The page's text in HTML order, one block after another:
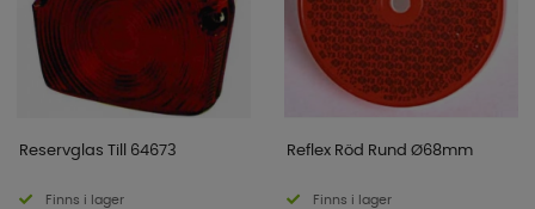
Reservglas Till 64673
Finns i lager
Reflex Röd Rund Ø68mm
Finns i lager